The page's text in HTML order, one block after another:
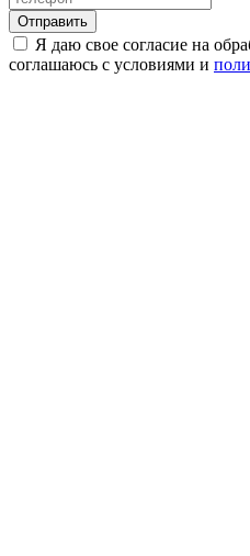
Я даю свое согласие на
соглашаюсь с условиями и